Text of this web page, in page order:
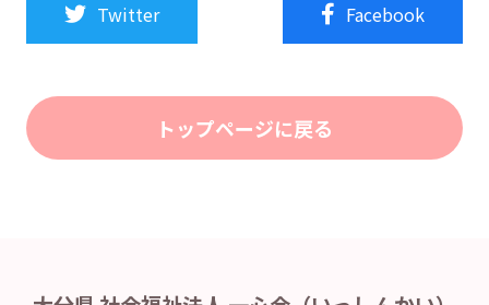
Twitter Facebook
トップページに戻る